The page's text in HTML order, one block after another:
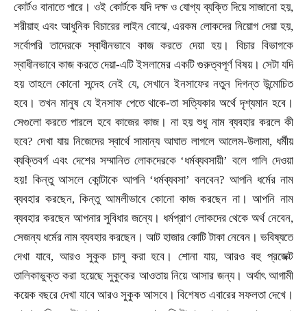
কোর্টও বানাতে পারে। ওই কোর্টকে যদি দক্ষ ও যোগ্য ব্যক্তি দিয়ে সাজানো হয়,
শরীয়াহ এবং আধুনিক বিচারের লাইন বোঝে,এরকম লোকদের নিয়োগ দেয়া হয়,
সর্বোপরি তাদেরকে স্বাধীনভাবে কাজ করতে দেয়া হয়। বিচার বিভাগকে
স্বাধীনভাবে কাজ করতে দেয়া-এটি ইসলামের একটি গুরুত্বপূর্ণ বিষয়। সেটা যদি
হয় তাহলে কোনো সন্দেহ নেই যে, সেখানে ইনসাফের নতুন দিগন্ত উন্মোচিত
হবে। তখন মানুষ যে ইনসাফ পেতে থাকে-তা সত্যিকার অর্থে দৃশ্যমান হবে।
সেগুলো করতে পারলে হবে কাজের কাজ। না হয় শুধু নাম ব্যবহার করলে কী
হবে?দেখা যায় নিজেদের স্বার্থে সামান্য আঘাত লাগলে আলেম-উলামা, ধর্মীয়
ব্যক্তিবর্গ এবং দেশের সম্মানিত লোকদেরকে ‘ধর্মব্যবসায়ী’ বলে গালি দেওয়া
হয়! কিন্তু আসলে কোন্টাকে আপনি ‘ধর্মব্যবসা’ বলবেন?আপনি ধর্মের নাম
ব্যবহার করছেন,কিন্তু আমলীভাবে কোনো কাজ করছেন না। আপনি নাম
ব্যবহার করছেন আপনার সুবিধার জন্যে। ধর্মপ্রাণ লোকদের থেকে অর্থ নেবেন,
সেজন্য ধর্মের নাম ব্যবহার করছেন। আট হাজার কোটি টাকা নেবেন। ভবিষ্যতে
দেখা যাবে, আরও সুকুক চালু করা হবে। শোনা যায়,আরও বহু প্রজেক্ট
তালিকাভুক্ত করা হয়েছে সুকুকের আওতায় নিয়ে আসার জন্য। অর্থাৎ আগামী
কয়েক বছরে দেখা যাবে আরও সুকুক আসবে। বিশেষত এবারের সফলতা দেখে।